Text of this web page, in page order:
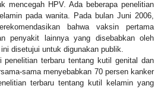
mencegah HPV.Ada beberapa penelitian
pada wanita. Pada bulan Juni 2006,
bahwa vaksin pertama
penyakit lainnya yang disebabkan oleh
disetujui untuk digunakan publik.
terbaru tentang kutil genital dan
sama menyebabkan 70 persen kanker
terbaru tentang kutil kelamin yang